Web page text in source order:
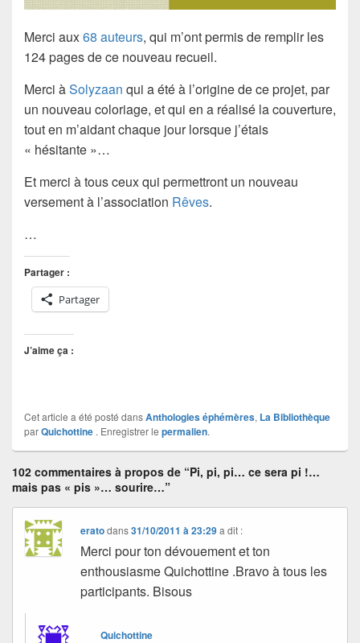
Merci aux68 auteurs, qui m’ont permis de remplir les
124 pages de ce nouveau recueil.
Merci àSolyzaan qui a été à l’origine de ce projet, par
un nouveau coloriage, et qui en a réalisé la couverture,
tout en m’aidant chaque jour lorsque j’étais
« hésitante »…
Et merci à tous ceux qui permettront un nouveau
versement à l’association Rêves.
…
Partager :
Partager
J’aime ça :
Cet article a été posté dansAnthologies éphémères, La Bibliothèque
parQuichottine . Enregistrer le permalien.
102 commentaires à propos de “Pi, pi, pi… ce sera pi !…
mais pas « pis »… sourire…”
eratodans31/10/2011 à 23:29 a dit :
Merci pour ton dévouement et ton
enthousiasme Quichottine .Bravo à tous les
participants. Bisous
Quichottine